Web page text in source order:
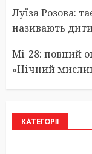
Луїза Розова:
називають
Мі-28: повний
«Нічний
КАТЕГОРІЇ